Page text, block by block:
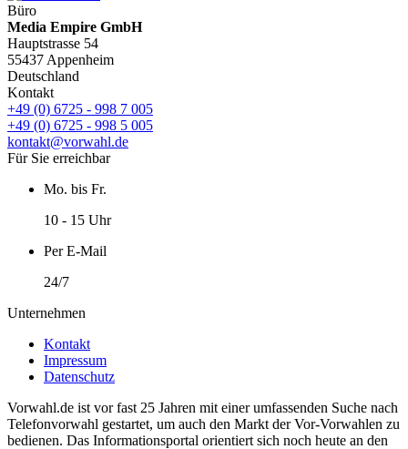
Büro
Media Empire GmbH
Hauptstrasse 54
55437 Appenheim
Deutschland
Kontakt
+49 (0) 6725 - 998 7 005
+49 (0) 6725 - 998 5 005
kontakt@vorwahl.de
Für Sie erreichbar
Mo. bis Fr.
10 - 15 Uhr
Per E-Mail
24/7
Unternehmen
Kontakt
Impressum
Datenschutz
Vorwahl.de ist vor fast 25 Jahren mit einer umfassenden Suche nach
Telefonvorwahl gestartet, um auch den Markt der Vor-Vorwahlen zu
bedienen. Das Informationsportal orientiert sich noch heute an den